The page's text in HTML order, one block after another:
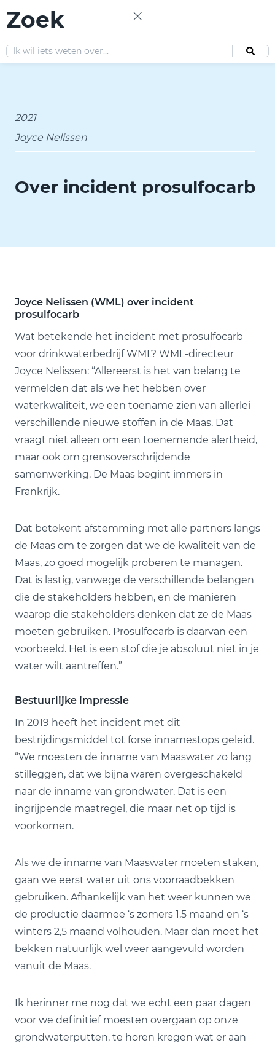
Zoek
2021
Joyce Nelissen
Over incident prosulfocarb
Joyce Nelissen (WML) over incident
prosulfocarb
Wat betekende het incident met prosulfocarb
voor drinkwaterbedrijf WML? WML-directeur
Joyce Nelissen: “Allereerst is het van belang te
vermelden dat als we het hebben over
waterkwaliteit, we een toename zien van allerlei
verschillende nieuwe stoffen in de Maas. Dat
vraagt niet alleen om een toenemende alertheid,
maar ook om grensoverschrijdende
samenwerking. De Maas begint immers in
Frankrijk.
Dat betekent afstemming met alle partners langs
de Maas om te zorgen dat we de kwaliteit van de
Maas, zo goed mogelijk proberen te managen.
Dat is lastig, vanwege de verschillende belangen
die de stakeholders hebben, en de manieren
waarop die stakeholders denken dat ze de Maas
moeten gebruiken. Prosulfocarb is daarvan een
voorbeeld. Het is een stof die je absoluut niet in je
water wilt aantreffen.”
Bestuurlijke impressie
In 2019 heeft het incident met dit
bestrijdingsmiddel tot forse innamestops geleid.
“We moesten de inname van Maaswater zo lang
stilleggen, dat we bijna waren overgeschakeld
naar de inname van grondwater. Dat is een
ingrijpende maatregel, die maar net op tijd is
voorkomen.
Als we de inname van Maaswater moeten staken,
gaan we eerst water uit ons voorraadbekken
gebruiken. Afhankelijk van het weer kunnen we
de productie daarmee ‘s zomers 1,5 maand en ‘s
winters 2,5 maand volhouden. Maar dan moet het
bekken natuurlijk wel weer aangevuld worden
vanuit de Maas.
Ik herinner me nog dat we echt een paar dagen
voor we definitief moesten overgaan op onze
grondwaterputten, te horen kregen wat er aan